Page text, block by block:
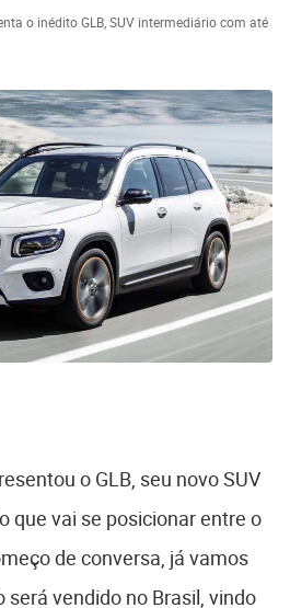
o inédito GLB, SUV intermediário com até
o GLB, seu novo SUV
que vai se posicionar entre o
de conversa, já vamos
vendido no Brasil, vindo